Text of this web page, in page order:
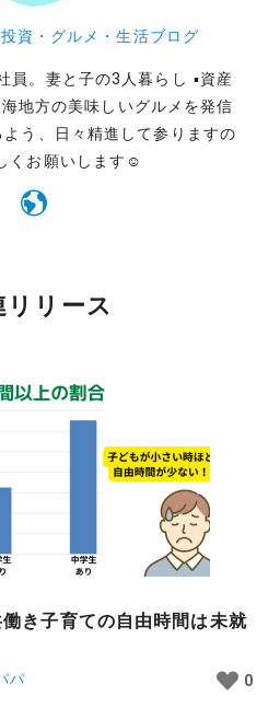
資・グルメ・生活ブログ
員。妻と子の3人暮らし ▪️資産
地方の美味しいグルメを発信
う、日々精進して参りますの
くお願いします☺️
リリース
働き子育ての自由時間は未就
パ 0